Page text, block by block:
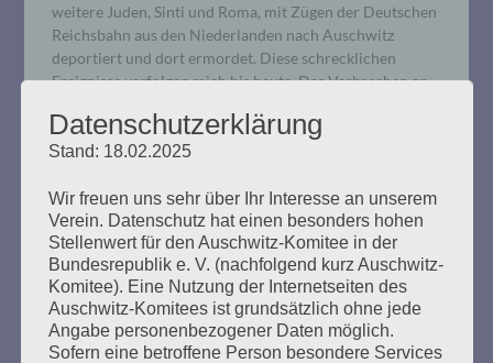
weitere Juden, Sinti und Roma, mit Zügen der Deutschen
Reichsbahn aus den Niederlanden nach Auschwitz
deportiert und dort ermordet. Diese schrecklichen
Ereignisse verfolgen mich bis heute. Das Verbrechen an
Wir trauern um Ilse Jacob (1942 –
2024)
Datenschutzerklärung
Stand: 18.02.2025
Wir freuen uns sehr über Ihr Interesse an unserem
Verein. Datenschutz hat einen besonders hohen
Stellenwert für den Auschwitz-Komitee in der
Bundesrepublik e. V. (nachfolgend kurz Auschwitz-
Komitee). Eine Nutzung der Internetseiten des
Auschwitz-Komitees ist grundsätzlich ohne jede
Angabe personenbezogener Daten möglich.
Sofern eine betroffene Person besondere Services